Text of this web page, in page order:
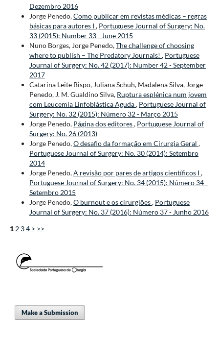
Dezembro 2016
Jorge Penedo,Como publicar em revistas médicas – regras
básicas para autores I , Portuguese Journal of Surgery: No.
33 (2015): Number 33 - June 2015
Nuno Borges, Jorge Penedo,The challenge of choosing
where to publish – The Predatory Journals! , Portuguese
Journal of Surgery: No. 42 (2017): Number 42 - September
2017
Catarina Leite Bispo, Juliana Schuh, Madalena Silva, Jorge
Penedo, J. M. Gualdino Silva, Ruptura esplénica num jovem
com Leucemia Linfoblástica Aguda, Portuguese Journal of
Surgery: No. 32 (2015): Número 32 - Março 2015
Jorge Penedo, Página dos editores, Portuguese Journal of
Surgery: No. 26 (2013)
Jorge Penedo,O desafio da formação em Cirurgia Geral ,
Portuguese Journal of Surgery: No. 30 (2014): Setembro
2014
Jorge Penedo,A revisão por pares de artigos científicos I ,
Portuguese Journal of Surgery: No. 34 (2015): Número 34 -
Setembro 2015
Jorge Penedo,O burnout e os cirurgiões, Portuguese
Journal of Surgery: No. 37 (2016): Número 37 - Junho 2016
1 2 34 > >>
Make a Submission